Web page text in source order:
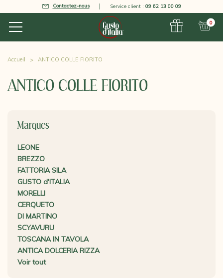
Contactez-nous Service client : 09 62 13 00 09
0
Accueil ANTICO COLLE FIORITO
ANTICO COLLE FIORITO
Marques
LEONE
BREZZO
FATTORIA SILA
GUSTO d'ITALIA
MORELLI
CERQUETO
DI MARTINO
SCYAVURU
TOSCANA IN TAVOLA
ANTICA DOLCERIA RIZZA
Voir tout